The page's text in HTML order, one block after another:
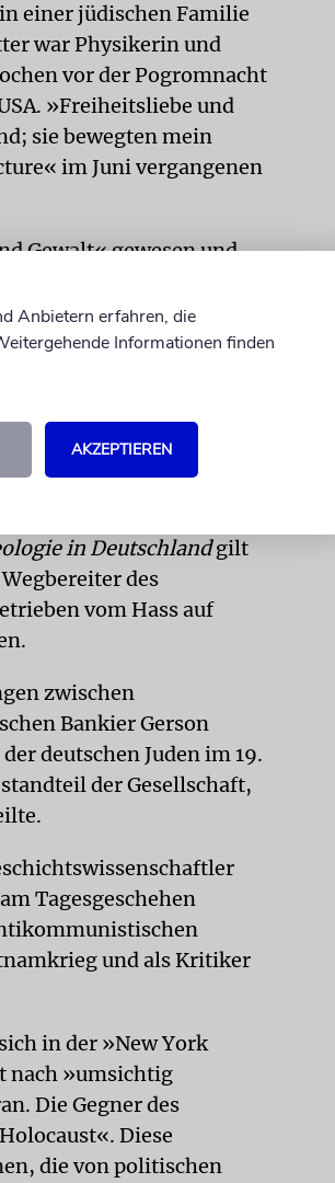
einer jüdischen Familie
war Physikerin und
vor der Pogromnacht
»Freiheitsliebe und
sie bewegten mein
im Juni vergangenen
Gewalt« gewesen und
war der
Stern stets betonte. Er
die wachsende USA-
moralische und
in Deutschlandgilt
des
vom Hass auf
zwischen
Bankier Gerson
deutschen Juden im 19.
der Gesellschaft,
Tagesgeschehen
und als Kritiker
in der »New York
nach »umsichtig
Die Gegner des
Diese
die von politischen
Anbietern erfahren, die
Informationen finden
AKZEPTIEREN